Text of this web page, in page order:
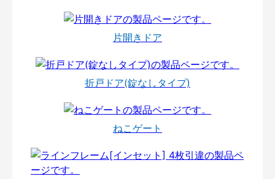
片開きドア
折戸ドア(錠なしタイプ)
ねこゲート